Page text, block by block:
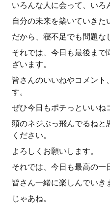
いろんな人に会って、いろ
自分の未来を築いていきた
だから、寝不足でも問題な
それでは、今日も最後ま
ざいます。
皆さんのいいねやコメント
す。
ぜひ今日もポチっといいね
頭のネジぶっ飛んでるねと
ください。
よろしくお願いします。
それでは、今日も最高の一
皆さん一緒に楽しんでいき
じゃあね。